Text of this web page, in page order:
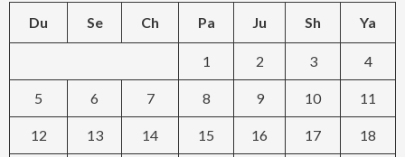
Du Se Ch Pa Ju Sh Ya
1 2 3 4
5 6 7 8 9 10 11
12 13 14 15 16 17 18